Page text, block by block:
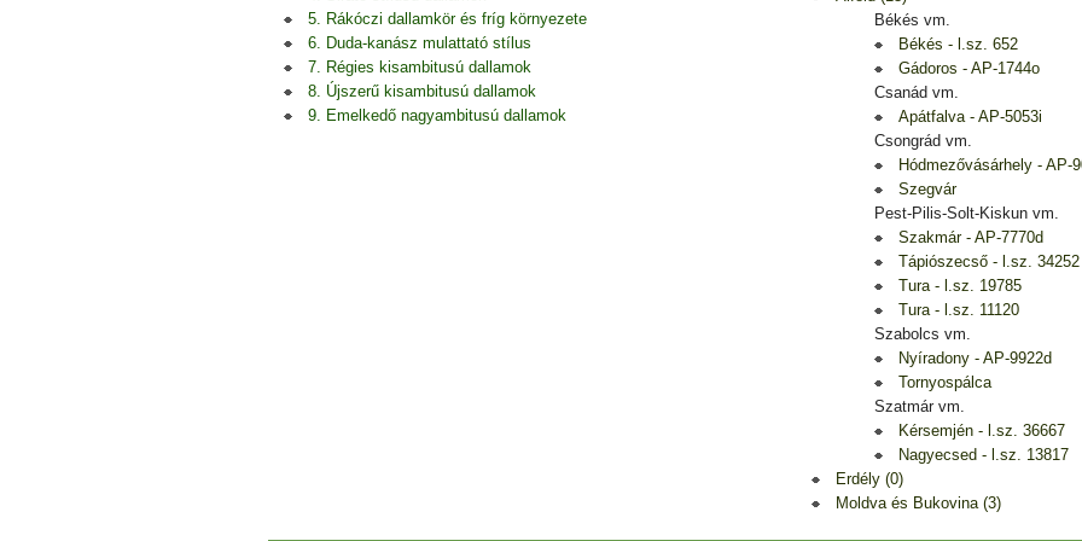
5. Rákóczi dallamkör és fríg környezete
6. Duda-kanász mulattató stílus
7. Régies kisambitusú dallamok
8. Újszerű kisambitusú dallamok
9. Emelkedő nagyambitusú dallamok
Békés vm.
Békés - l.sz. 652
Gádoros - AP-1744o
Csanád vm.
Apátfalva - AP-5053i
Csongrád vm.
Hódmezővásárhely - AP-
Szegvár
Pest-Pilis-Solt-Kiskun vm.
Szakmár - AP-7770d
Tápiószecső - l.sz. 34252
Tura - l.sz. 19785
Tura - l.sz. 11120
Szabolcs vm.
Nyíradony - AP-9922d
Tornyospálca
Szatmár vm.
Kérsemjén - l.sz. 36667
Nagyecsed - l.sz. 13817
Erdély (0)
Moldva és Bukovina (3)